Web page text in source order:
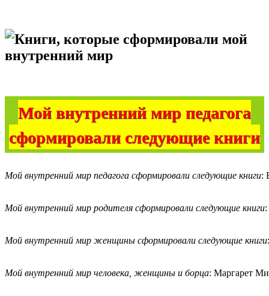
Книги, которые сформировали мой
внутренний мир
Мой внутренний мир педагога
сформировали следующие книги
Мой внутренний мир педагога сформировали следующие книги:
Мой внутренний мир родителя сформировали следующие книги
Мой внутренний мир женщины сформировали следующие книги
Мой внутренний мир человека, женщины и борца: Маргарет